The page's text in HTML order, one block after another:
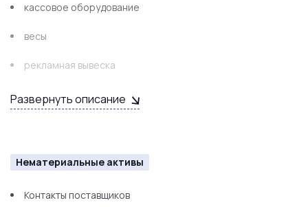
кассовое оборудование
весы
рекламная вывеска
Развернуть описание
Нематериальные активы
Контакты поставщиков